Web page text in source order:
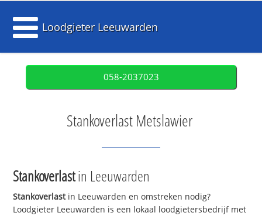
Loodgieter Leeuwarden
058-2037023
Stankoverlast Metslawier
Stankoverlastin Leeuwarden
Stankoverlastin Leeuwarden en omstreken nodig?
Loodgieter Leeuwarden is een lokaal loodgietersbedrijf met